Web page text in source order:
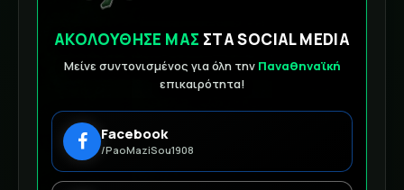
ΑΚΟΛΟΥΘΗΣΕ ΜΑΣ ΣΤΑ SOCIAL MEDIA
Μείνε συντονισμένος για όλη την Παναθηναϊκή
επικαιρότητα!
Facebook
/PaoMaziSou1908